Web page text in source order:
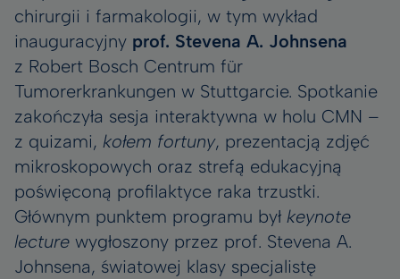
chirurgii i farmakologii, w tym wykład
inauguracyjny prof. Stevena A. Johnsena
z Robert Bosch Centrum für
Tumorerkrankungen w Stuttgarcie. Spotkanie
zakończyła sesja interaktywna w holu CMN –
z quizami, kołem fortuny, prezentacją zdjęć
mikroskopowych oraz strefą edukacyjną
poświęconą profilaktyce raka trzustki.
Głównym punktem programu był keynote
lecture wygłoszony przez prof. Stevena A.
Johnsena, światowej klasy specjalistę